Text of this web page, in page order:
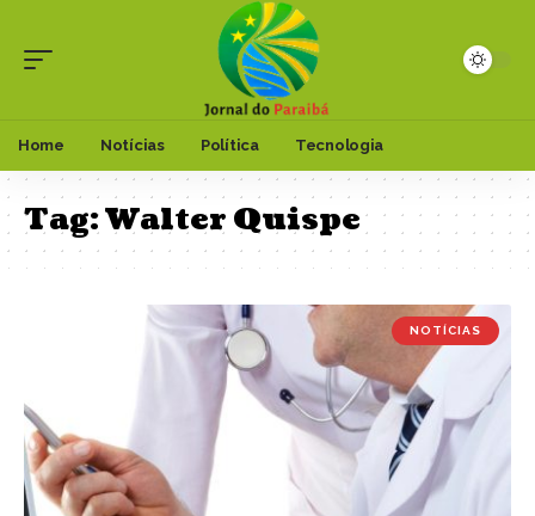
Home Notícias Política Tecnologia
Tag:Walter Quispe
NOTÍCIAS